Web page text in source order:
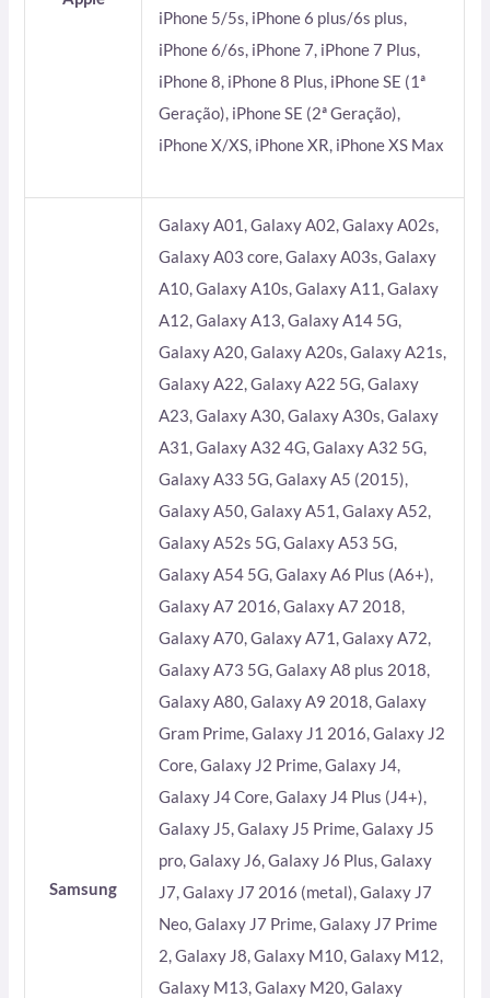
iPhone 5/5s, iPhone 6 plus/6s plus,
iPhone 6/6s, iPhone 7, iPhone 7 Plus,
iPhone 8, iPhone 8 Plus, iPhone SE (1ª
Geração), iPhone SE (2ª Geração),
iPhone X/XS, iPhone XR, iPhone XS Max
Samsung
Galaxy A01, Galaxy A02, Galaxy A02s,
Galaxy A03 core, Galaxy A03s, Galaxy
A10, Galaxy A10s, Galaxy A11, Galaxy
A12, Galaxy A13, Galaxy A14 5G,
Galaxy A20, Galaxy A20s, Galaxy A21s,
Galaxy A22, Galaxy A22 5G, Galaxy
A23, Galaxy A30, Galaxy A30s, Galaxy
A31, Galaxy A32 4G, Galaxy A32 5G,
Galaxy A33 5G, Galaxy A5 (2015),
Galaxy A50, Galaxy A51, Galaxy A52,
Galaxy A52s 5G, Galaxy A53 5G,
Galaxy A54 5G, Galaxy A6 Plus (A6+),
Galaxy A7 2016, Galaxy A7 2018,
Galaxy A70, Galaxy A71, Galaxy A72,
Galaxy A73 5G, Galaxy A8 plus 2018,
Galaxy A80, Galaxy A9 2018, Galaxy
Gram Prime, Galaxy J1 2016, Galaxy J2
Core, Galaxy J2 Prime, Galaxy J4,
Galaxy J4 Core, Galaxy J4 Plus (J4+),
Galaxy J5, Galaxy J5 Prime, Galaxy J5
pro, Galaxy J6, Galaxy J6 Plus, Galaxy
J7, Galaxy J7 2016 (metal), Galaxy J7
Neo, Galaxy J7 Prime, Galaxy J7 Prime
2, Galaxy J8, Galaxy M10, Galaxy M12,
Galaxy M13, Galaxy M20, Galaxy